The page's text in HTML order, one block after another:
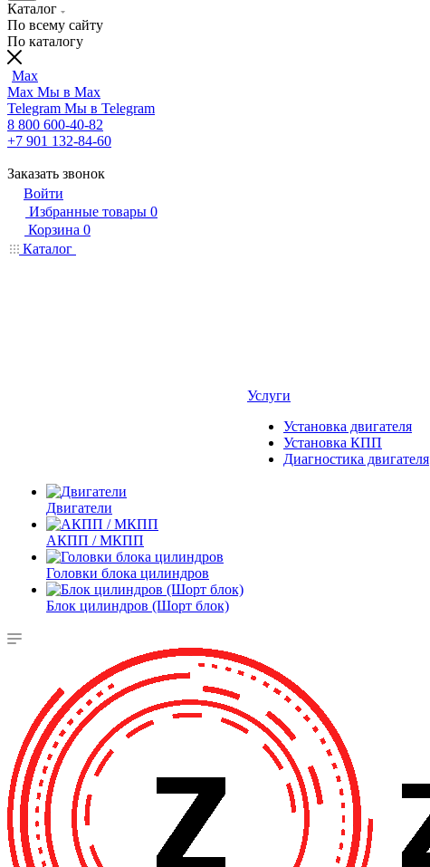
Каталог
По всему сайту
По каталогу
Max
Max Мы в Max
Telegram Мы в Telegram
8 800 600-40-82
+7 901 132-84-60
Заказать звонок
Войти
Избранные товары 0
Корзина 0
Каталог
Двигатели
АКПП / МКПП
Головки блока цилиндров
Блок цилиндров (Шорт блок)
Услуги
Установка двигателя
Установка КПП
Диагностика двигателя